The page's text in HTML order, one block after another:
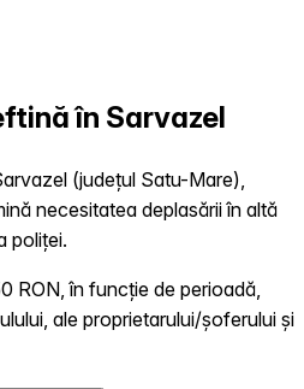
în Sarvazel
(județul Satu-Mare),
necesitatea deplasării în altă
poliței.
RON, în funcție de perioadă,
ale proprietarului/șoferului și